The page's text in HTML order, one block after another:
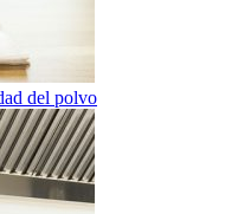
del polvo